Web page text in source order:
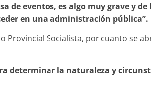
de eventos, es algo muy grave y de
en una administración pública”.
Provincial Socialista, por cuanto se
determinar la naturaleza y